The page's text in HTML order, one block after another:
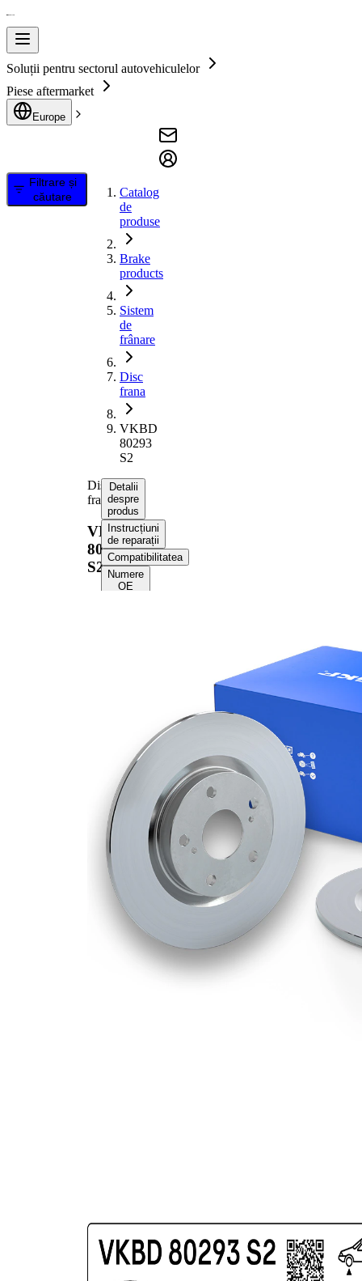
Soluții pentru sectorul autovehiculelor
Piese aftermarket
Europe
Filtrare și
căutare
Catalog
de
produse
Brake
products
Sistem
de
frânare
Disc
frana
VKBD
80293
S2
Disc
frana
VKBD
80293
S2
Detalii
despre
produs
Instrucțiuni
de reparații
Compatibilitatea
Numere
OE
disc frâna
Grosime
minima
9 mm
Diametru
exterior
228 mm
Numar
gauri
6
Diametru
de centrare
83 mm
Asezare
gauri Ø
99 mm
strat
protector)